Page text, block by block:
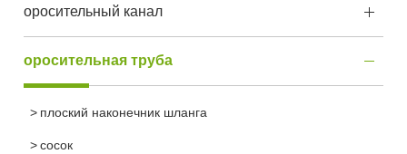
оросительный канал
оросительная труба
плоский наконечник шланга
сосок